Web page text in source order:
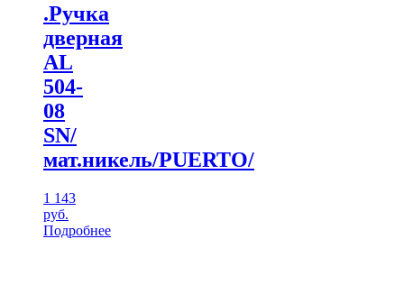
.Ручка
дверная
AL
504-
08
SN/
мат.никель/PUERTO/
1 143
руб.
Подробнее